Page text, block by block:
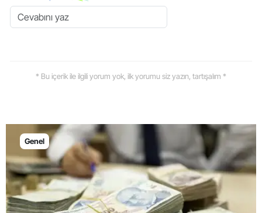
* Bu içerik ile ilgili yorum yok, ilk yorumu siz yazın, tartışalım *
Genel